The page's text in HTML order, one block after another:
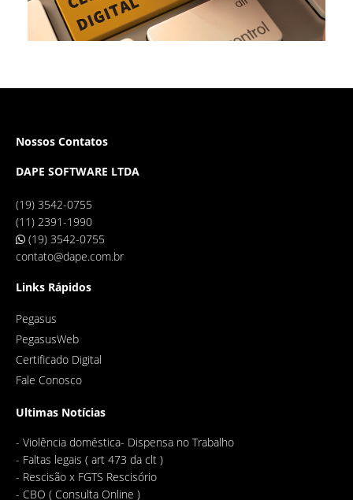
Nossos Contatos
DAPE SOFTWARE LTDA
(19) 3542-0755
(11) 2391-1990
(19) 3542-0755
contato@dape.com.br
Links Rápidos
Pegasus
PegasusWeb
Certificado Digital
Fale Conosco
Ultimas Notícias
- Violência doméstica- Dispensa no Trabalho
- Faltas legais ( art 473 da clt )
- Rescisão x FGTS Rescisório
- CBO ( Consulta Online )